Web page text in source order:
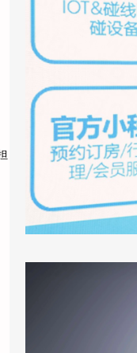
泛关注。天
进入酒店